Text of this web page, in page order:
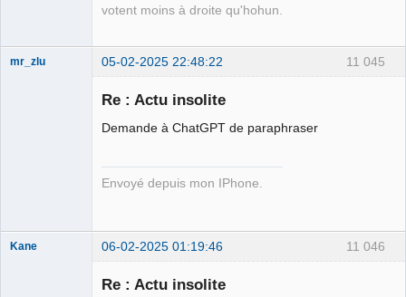
votent moins à droite qu'hohun.
11 045
mr_zlu 05-02-2025 22:48:22
Re : Actu insolite
Demande à ChatGPT de paraphraser
Envoyé depuis mon IPhone.
11 046
Kane 06-02-2025 01:19:46
Re : Actu insolite